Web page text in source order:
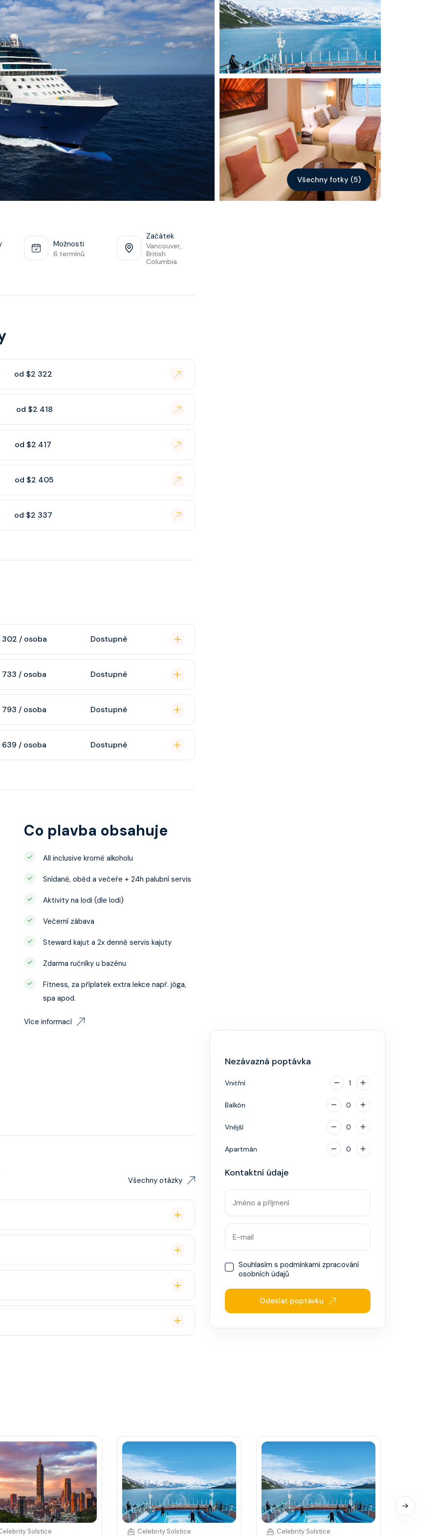
Kontakt
Vyhledat plavbu
Všechny fotky (5)
Možnosti
6 termínů
Začátek
Vancouver,
British
Columbia
od $2 322
od $2 418
od $2 417
od $2 405
od $2 337
302 / osoba Dostupné
koupelnu se
733 / osoba Dostupné
koupelnu
TV,
velikost
793 / osoba Dostupné
interaktivní
639 / osoba Dostupné
šatnu,
Co plavba obsahuje
All inclusive kromě alkoholu
Snídaně, oběd a večeře + 24h palubní servis
Aktivity na lodi (dle lodi)
Večerní zábava
Steward kajut a 2x denně servis kajuty
Zdarma ručníky u bazénu
Fitness, za příplatek extra lekce např. jóga,
spa apod.
Více informací
Všechny otázky
Nezávazná poptávka
Vnitřní 1
Balkón 0
Vnější 0
Apartmán 0
Kontaktní údaje
Souhlasím spodmínkami zpracování
osobních údajů
Odeslat poptávku
Solstice Celebrity Solstice Celebrity Solstice